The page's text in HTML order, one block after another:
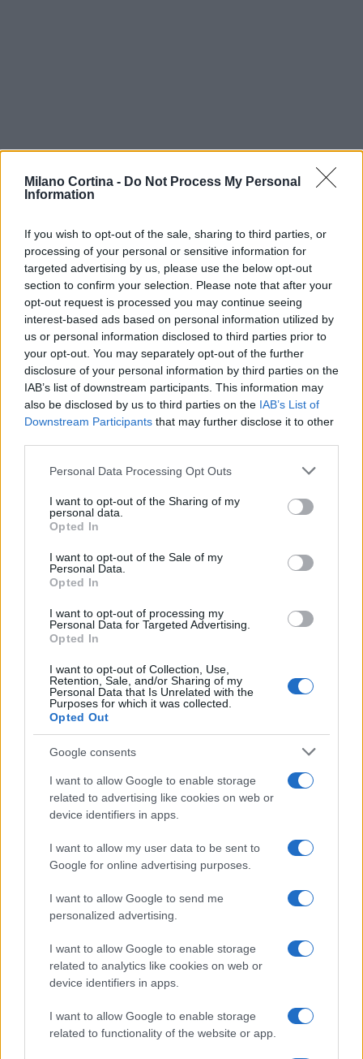
Milano Cortina - Do Not Process My Personal
Information
If you wish to opt-out of the sale, sharing to third parties, or
processing of your personal or sensitive information for
targeted advertising by us, please use the below opt-out
section to confirm your selection. Please note that after your
opt-out request is processed you may continue seeing
interest-based ads based on personal information utilized by
us or personal information disclosed to third parties prior to
your opt-out. You may separately opt-out of the further
disclosure of your personal information by third parties on the
IAB’s list of downstream participants. This information may
also be disclosed by us to third parties on the IAB’s List of
Downstream Participants that may further disclose it to other
Please note that this website/app uses one or more Google
not limited to your visit or usage behaviour. You may click to
grant or deny consent to Google and its third-party tags to
use your data for below specified purposes in below Google
consent section.
Personal Data Processing Opt Outs
I want to opt-out of the Sharing of my
personal data.
Opted In
I want to opt-out of the Sale of my
Personal Data.
Opted In
I want to opt-out of processing my
Personal Data for Targeted Advertising.
Opted In
I want to opt-out of Collection, Use,
Retention, Sale, and/or Sharing of my
Personal Data that Is Unrelated with the
Purposes for which it was collected.
Opted Out
Google consents
I want to allow Google to enable storage
related to advertising like cookies on web or
device identifiers in apps.
I want to allow my user data to be sent to
Google for online advertising purposes.
I want to allow Google to send me
personalized advertising.
I want to allow Google to enable storage
related to analytics like cookies on web or
device identifiers in apps.
I want to allow Google to enable storage
related to functionality of the website or app.
Continua a leggere
NEWS
Don Antonio Mazzi: l’ultimo saluto a Milano tra
emozioni e canti
NEWS
Bocciature scolastiche: i casi giudiziari che hanno
fatto discutere
Marco Tessari · 3 Ago 2026